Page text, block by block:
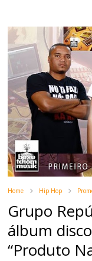
Home Hip Hop
Grupo
álbum
“Produto